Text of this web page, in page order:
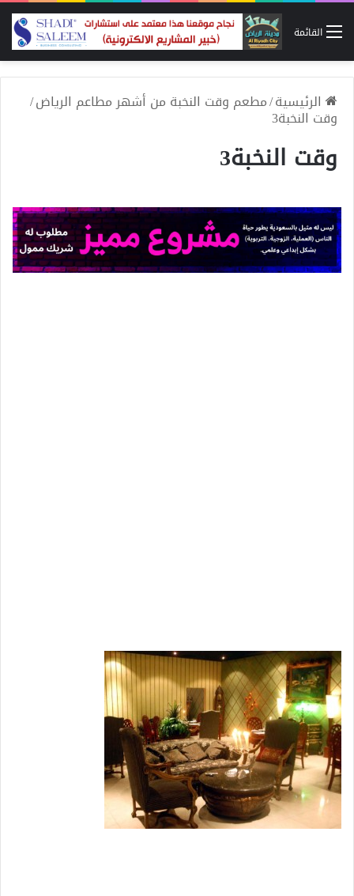
القائمة
الرئيسية/مطعم وقت النخبة من أشهر مطاعم الرياض/
وقت النخبة3
وقت النخبة3